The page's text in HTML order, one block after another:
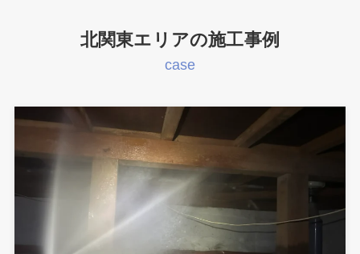
北関東エリアの施工事例
case